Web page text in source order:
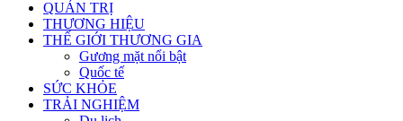
QUẢN TRỊ
THƯƠNG HIỆU
THẾ GIỚI THƯƠNG GIA
Gương mặt nổi bật
Quốc tế
SỨC KHỎE
TRẢI NGHIỆM